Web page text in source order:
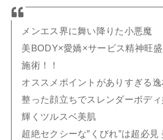
メンエス界に舞い降りた小悪魔
美BODY×愛嬌×サービス精神旺
施術！！
オススメポイントがありすぎる逸
整った顔立ちでスレンダーボデ
輝くツルスベ美肌
超絶セクシーな”くびれ”は超必